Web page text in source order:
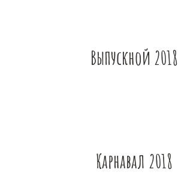
Выпускной 2018
Карнавал 2018